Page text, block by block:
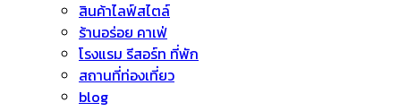
สินค้าไลฟ์สไตล์
ร้านอร่อย คาเฟ่
โรงแรม รีสอร์ท ที่พัก
สถานที่ท่องเที่ยว
blog